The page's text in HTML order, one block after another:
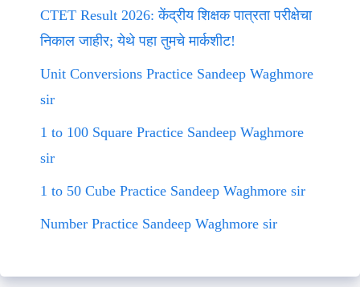
CTET Result 2026: केंद्रीय शिक्षक पात्रता परीक्षेचा
निकाल जाहीर; येथे पहा तुमचे मार्कशीट!
Unit Conversions Practice Sandeep Waghmore
sir
1 to 100 Square Practice Sandeep Waghmore
sir
1 to 50 Cube Practice Sandeep Waghmore sir
Number Practice Sandeep Waghmore sir